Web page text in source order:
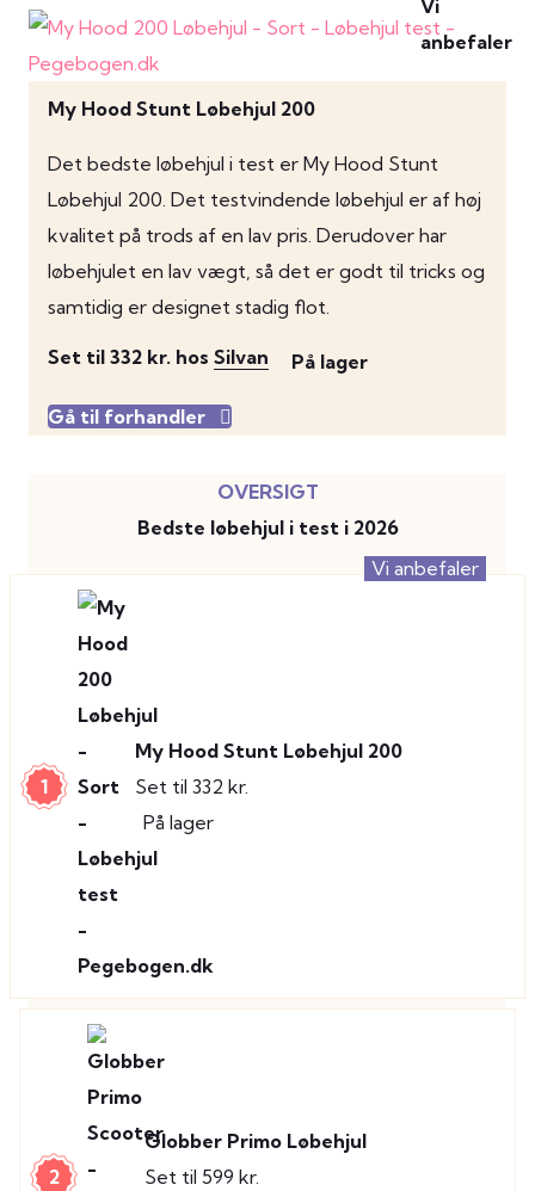
My Hood Stunt Løbehjul 200
Det bedste løbehjul i test er My Hood Stunt
Løbehjul 200. Det testvindende løbehjul er af høj
kvalitet på trods af en lav pris. Derudover har
løbehjulet en lav vægt, så det er godt til tricks og
samtidig er designet stadig flot.
Set til 332 kr. hos Silvan På lager
Gå til forhandler
Bedste løbehjul i test i 2026
Vi anbefaler
1
My Hood Stunt Løbehjul 200
Set til 332 kr.
På lager
2
Globber Primo Løbehjul
Set til 599 kr.